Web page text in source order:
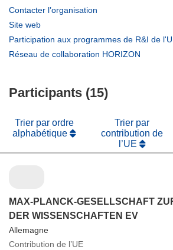
Contacter l’organisation
fenêtre)
Site web
dans
Participation aux programmes de R&I de
Réseau de collaboration HORIZON
Participants (15)
Trier par ordre
alphabétique
Trier par
contribution de
l’UE
MAX-PLANCK-GESELLSCHAFT
DER WISSENSCHAFTEN EV
Allemagne
Contribution de l’UE